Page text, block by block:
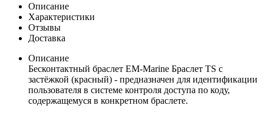
Описание
Характеристики
Отзывы
Доставка
Описание
Бесконтактный браслет EM-Marine Браслет TS с
застёжкой (красный) - предназначен для идентификации
пользователя в системе контроля доступа по коду,
содержащемуся в конкретном браслете.